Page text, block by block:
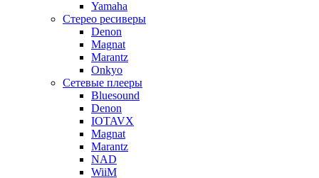
Yamaha
Стерео ресиверы
Denon
Magnat
Marantz
Onkyo
Сетевые плееры
Bluesound
Denon
IOTAVX
Magnat
Marantz
NAD
WiiM